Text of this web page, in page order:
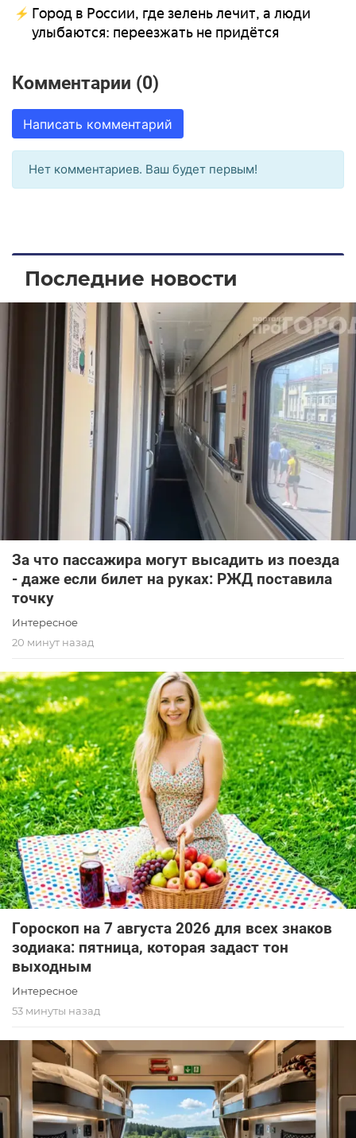
Город в России, где зелень лечит, а люди
улыбаются: переезжать не придётся
Комментарии (0)
Написать комментарий
Нет комментариев. Ваш будет первым!
Последние новости
За что пассажира могут высадить из поезда
- даже если билет на руках: РЖД поставила
точку
Интересное
20 минут назад
Гороскоп на 7 августа 2026 для всех знаков
зодиака: пятница, которая задаст тон
выходным
Интересное
53 минуты назад